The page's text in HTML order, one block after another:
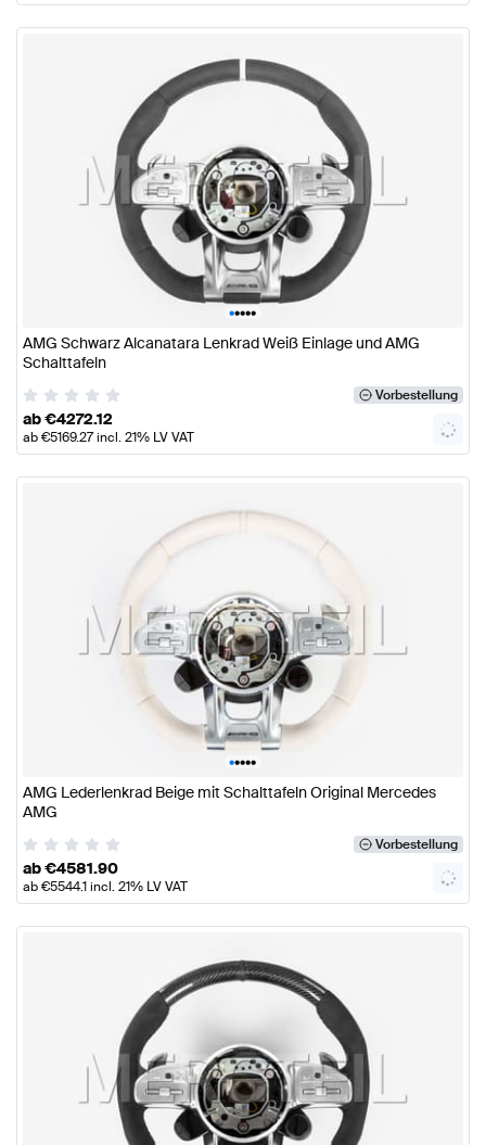
•••••
AMG Schwarz Alcanatara Lenkrad Weiß Einlage und AMG
Schalttafeln
Vorbestellung
ab€4272.12
ab€5169.27incl. 21% LV VAT
•••••
AMG Lederlenkrad Beige mit Schalttafeln Original Mercedes
AMG
Vorbestellung
ab€4581.90
ab€5544.1incl. 21% LV VAT